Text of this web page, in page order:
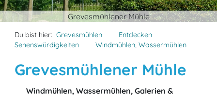
Grevesmühlener Mühle
Du bist hier: Grevesmühlen
Entdecken
Sehenswürdigkeiten
Windmühlen, Wassermühlen
Grevesmühlener Mühle
Windmühlen, Wassermühlen, Galerien &